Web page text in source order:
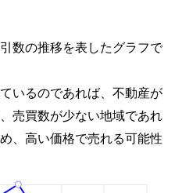
数の推移を表したグラフで
いるのであれば、不動産が
売買数が少ない地域であれ
、高い価格で売れる可能性